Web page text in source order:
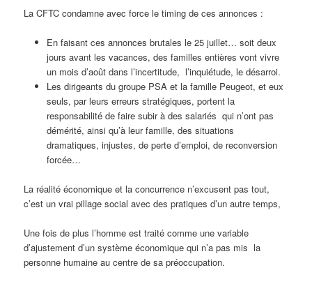
La CFTC condamne avec force le timing de ces annonces :
En faisant ces annonces brutales le 25 juillet… soit deux
jours avant les vacances, des familles entières vont vivre
un mois d’août dans l’incertitude, l’inquiétude, le désarroi.
Les dirigeants du groupe PSA et la famille Peugeot, et eux
seuls, par leurs erreurs stratégiques, portent la
responsabilité de faire subir à des salariés qui n’ont pas
démérité, ainsi qu’à leur famille, des situations
dramatiques, injustes, de perte d’emploi, de reconversion
forcée…
La réalité économique et la concurrence n’excusent pas tout,
c’est un vrai pillage social avec des pratiques d’un autre temps,
Une fois de plus l’homme est traité comme une variable
d’ajustement d’un système économique qui n’a pas mis la
personne humaine au centre de sa préoccupation.